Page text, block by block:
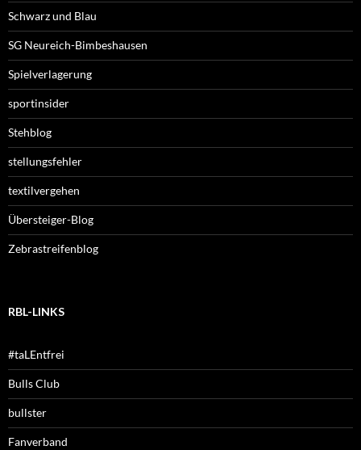
Schwarz und Blau
SG Neureich-Bimbeshausen
Spielverlagerung
sportinsider
Stehblog
stellungsfehler
textilvergehen
Übersteiger-Blog
Zebrastreifenblog
RBL-LINKS
#taLEntfrei
Bulls Club
bullster
Fanverband